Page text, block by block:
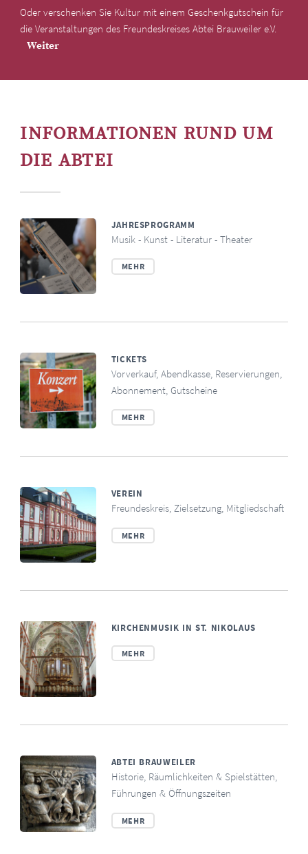
Oder verschenken Sie Kultur mit einem Geschenkgutschein für
die Veranstaltungen des Freundeskreises Abtei Brauweiler e.V.
Weiter
INFORMATIONEN RUND UM
DIE ABTEI
JAHRESPROGRAMM
Musik - Kunst - Literatur - Theater
MEHR
TICKETS
Vorverkauf, Abendkasse, Reservierungen,
Abonnement, Gutscheine
MEHR
VEREIN
Freundeskreis, Zielsetzung, Mitgliedschaft
MEHR
KIRCHENMUSIK IN ST. NIKOLAUS
MEHR
ABTEI BRAUWEILER
Historie, Räumlichkeiten & Spielstätten,
Führungen & Öffnungszeiten
MEHR